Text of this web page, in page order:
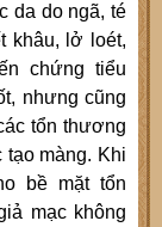
da do ngã, té
khâu, lở loét,
chứng tiểu
nhưng cũng
tổn thương
tạo màng. Khi
bề mặt tổn
mạc không